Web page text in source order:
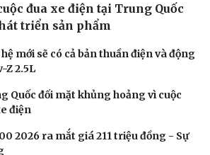
đua xe điện tại Trung Quốc
triển sản phẩm
mới sẽ có cả bản thuần điện và động
Z 2.5L
Quốc đối mặt khủng hoảng vì cuộc
điện
2026 ra mắt giá 211 triệu đồng - Sự